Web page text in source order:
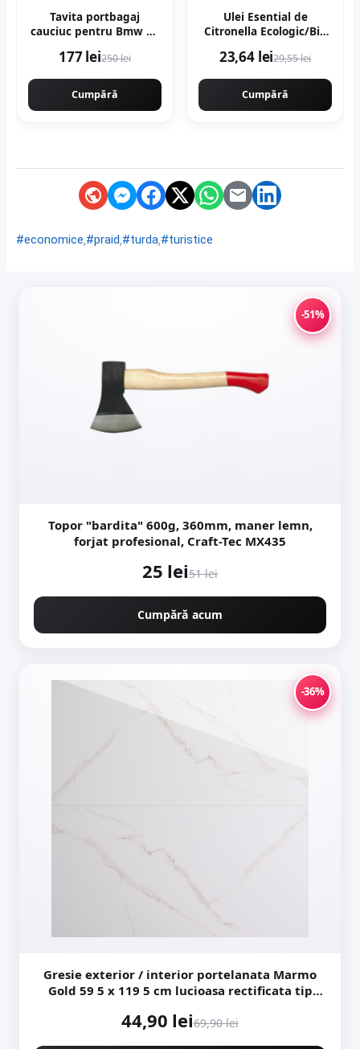
Tavita portbagaj
cauciuc pentru Bmw X1
177 lei250 lei
Cumpără
Ulei Esential de
Citronella Ecologic/Bio
23,64 lei29,55 lei
Cumpără
#economice,#praid,#turda,#turistice
-51%
Topor "bardita" 600g, 360mm, maner lemn,
forjat profesional, Craft-Tec MX435
25 lei51 lei
Cumpără acum
-36%
Gresie exterior / interior portelanata Marmo
Gold 59 5 x 119 5 cm lucioasa rectificata tip
44,90 lei69,90 lei